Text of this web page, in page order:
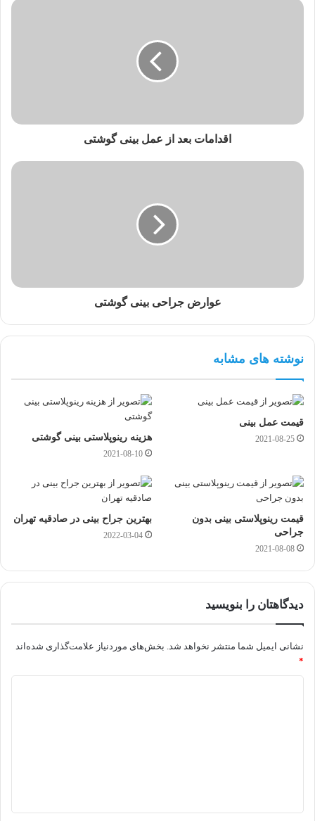
اقدامات بعد از عمل بینی گوشتی
عوارض جراحی بینی گوشتی
نوشته های مشابه
قیمت عمل بینی
2021-08-25 هزینه رینوپلاستی بینی گوشتی
2021-08-10
قیمت رینوپلاستی بینی بدون
جراحی
2021-08-08
بهترین جراح بینی در صادقیه تهران
2022-03-04
دیدگاهتان را بنویسید
نشانی ایمیل شما منتشر نخواهد شد. بخش‌های موردنیاز علامت‌گذاری شده‌اند
*